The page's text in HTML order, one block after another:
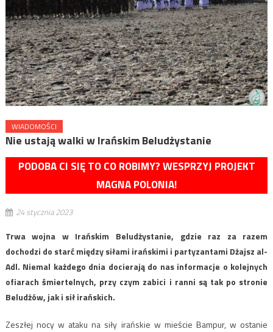
WIADOMOŚCI
Nie ustają walki w Irańskim Beludżystanie
PODOBA CI SIĘ TO CO ROBIMY? WESPRZYJ PROJEKT
MAGNA POLONIA!
24 stycznia 2023
Trwa wojna w Irańskim Beludżystanie, gdzie raz za razem
dochodzi do starć między siłami irańskimi i partyzantami Dżajsz al-
Adl. Niemal każdego dnia docierają do nas informacje o kolejnych
ofiarach śmiertelnych, przy czym zabici i ranni są tak po stronie
Beludżów, jak i sił irańskich.
Zeszłej nocy w ataku na siły irańskie w mieście Bampur, w ostanie